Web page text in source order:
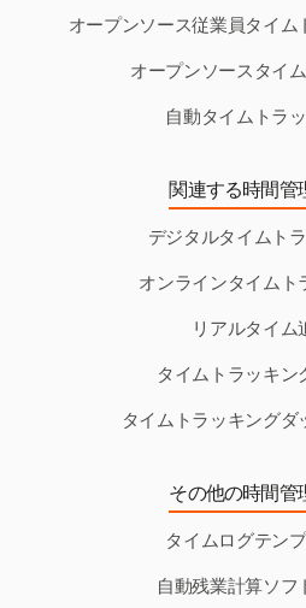
オープンソース従業員タイム
オープンソースタイ
自動タイムトラ
関連する時間管
デジタルタイムト
オンラインタイムト
リアルタイム
タイムトラッキン
タイムトラッキングダ
その他の時間管
タイムログテン
自動残業計算ソフ